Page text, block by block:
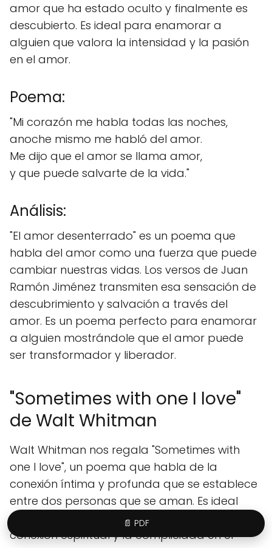
amor que ha estado oculto y finalmente es
descubierto. Es ideal para enamorar a
alguien que valora la intensidad y la pasión
en el amor.
Poema:
"Mi corazón me habla todas las noches,
anoche mismo me habló del amor.
Me dijo que el amor se llama amor,
y que puede salvarte de la vida."
Análisis:
"El amor desenterrado" es un poema que
habla del amor como una fuerza que puede
cambiar nuestras vidas. Los versos de Juan
Ramón Jiménez transmiten esa sensación de
descubrimiento y salvación a través del
amor. Es un poema perfecto para enamorar
a alguien mostrándole que el amor puede
ser transformador y liberador.
"Sometimes with one I love"
de Walt Whitman
Walt Whitman nos regala "Sometimes with
one I love", un poema que habla de la
conexión íntima y profunda que se establece
entre dos personas que se aman. Es ideal
para enamorar a alguien que valora la
conexión espiritual y la complicidad en el
📄 PDF